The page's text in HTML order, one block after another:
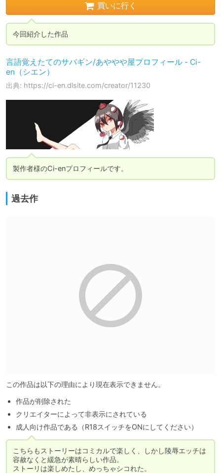
買いに行く
今回紹介した作品
言語覚えたてのサバギン/あややや屋プロフィール - Ci-
en（シエン）
出典: https://ci-en.dlsite.com/creator/11230
製作者様のCi-enプロフィールです。
過去作
この作品は以下の理由により現在表示できません。
作品が削除された
クリエイターによって非表示にされている
成人向け作品である（R18スイッチをONにしてください）
こちらもストーリーはコミカルで楽しく、しかし陵辱エッチは
容赦なくと緩急が素晴らしい作品。
ストーリは楽しめたし、めっちゃシコれた。